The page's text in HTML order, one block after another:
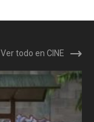
Ver todo en CINE